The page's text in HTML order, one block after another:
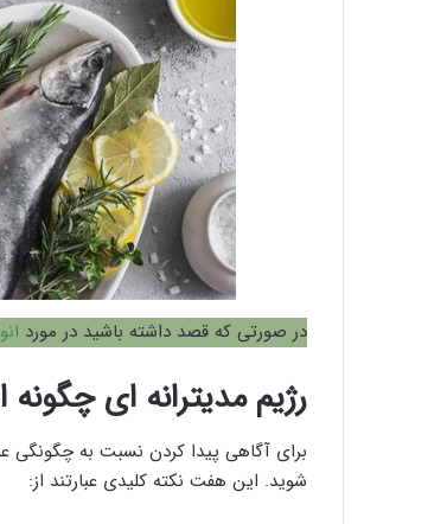
در صورتی که قصد داشته باشید در مورد
رژیم مدیترانه ای
برای آگاهی پیدا کردن نسبت به چگونگی
شوید. این هفت نکته کلیدی عبارتند از: